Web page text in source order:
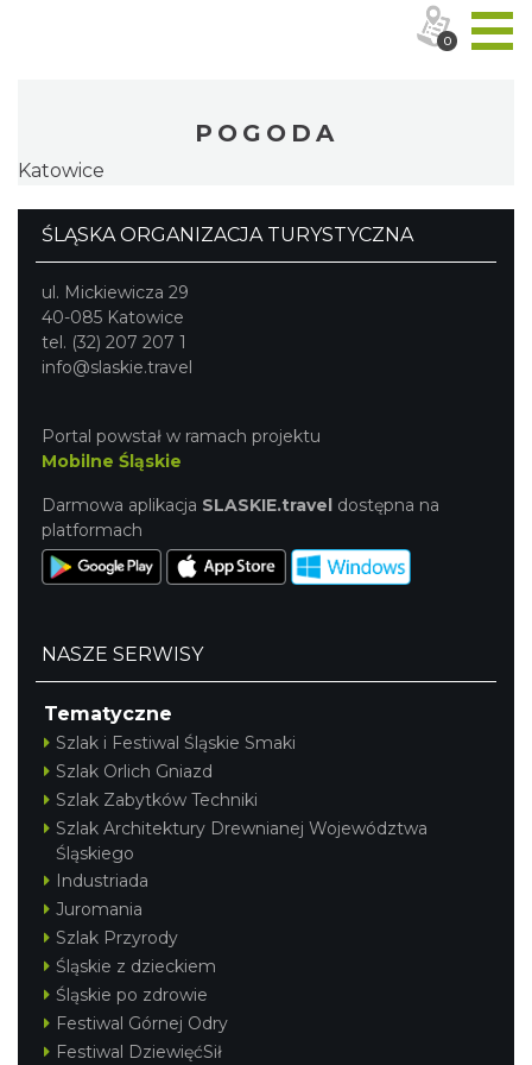
POGODA
Katowice
ŚLĄSKA ORGANIZACJA TURYSTYCZNA
ul. Mickiewicza 29
40-085 Katowice
tel. (32) 207 207 1
info@slaskie.travel
Portal powstał w ramach projektu
Mobilne Śląskie
Darmowa aplikacja SLASKIE.travel dostępna na
platformach
NASZE SERWISY
Tematyczne
Szlak i Festiwal Śląskie Smaki
Szlak Orlich Gniazd
Szlak Zabytków Techniki
Szlak Architektury Drewnianej Województwa
Śląskiego
Industriada
Juromania
Szlak Przyrody
Śląskie z dzieckiem
Śląskie po zdrowie
Festiwal Górnej Odry
Festiwal DziewięćSił
0